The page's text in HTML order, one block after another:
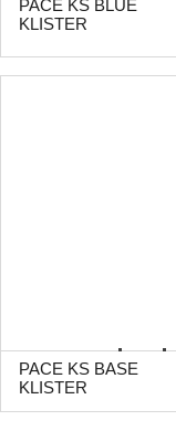
PACE KS BLUE
KLISTER
PACE KS BASE
KLISTER